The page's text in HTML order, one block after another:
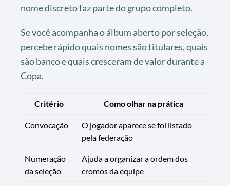
nome discreto faz parte do grupo completo.
Se você acompanha o álbum aberto por seleção,
percebe rápido quais nomes são titulares, quais
são banco e quais cresceram de valor durante a
Copa.
Critério Como olhar na prática
Convocação
O jogador aparece se foi listado
pela federação
Numeração
da seleção
Ajuda a organizar a ordem dos
cromos da equipe